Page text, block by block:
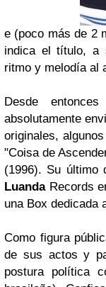
e (poco más de 2
indica el título, a
ritmo y melodía al
Desde
absolutamente
originales,
"Coisa de
(1996). Su último
LuandaRecords
una Box dedicada
Como figura
de sus actos y p
postura política